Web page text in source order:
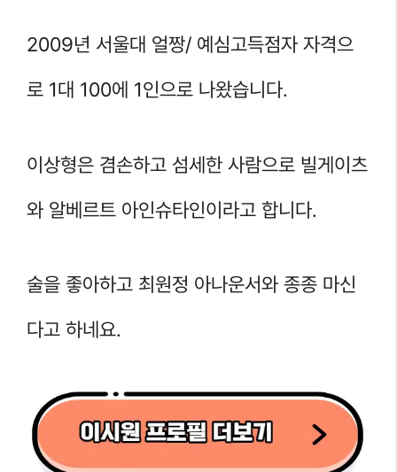
2009년 서울대 얼짱/ 예심고득점자 자격으
로 1대 100에 1인으로 나왔습니다.
이상형은 겸손하고 섬세한 사람으로 빌게이츠
와 알베르트 아인슈타인이라고 합니다.
술을 좋아하고 최원정 아나운서와 종종 마신
다고 하네요.